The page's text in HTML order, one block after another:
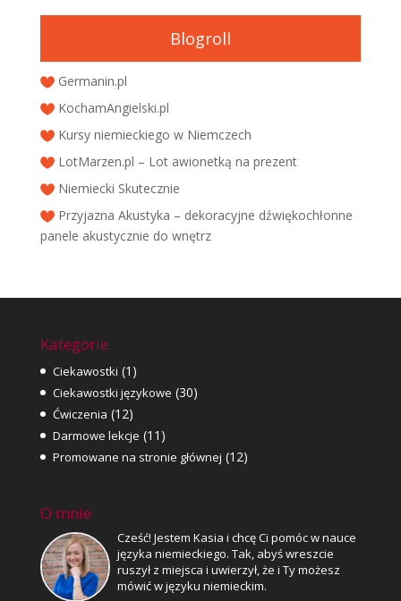
Blogroll
Germanin.pl
KochamAngielski.pl
Kursy niemieckiego w Niemczech
LotMarzen.pl – Lot awionetką na prezent
Niemiecki Skutecznie
Przyjazna Akustyka – dekoracyjne dźwiękochłonne
panele akustycznie do wnętrz
Kategorie
Ciekawostki (1)
Ciekawostki językowe (30)
Ćwiczenia (12)
Darmowe lekcje (11)
Promowane na stronie głównej (12)
O mnie
Cześć! Jestem Kasia i chcę Ci pomóc w nauce
języka niemieckiego. Tak, abyś wreszcie
ruszył z miejsca i uwierzył, że i Ty możesz
mówić w języku niemieckim.